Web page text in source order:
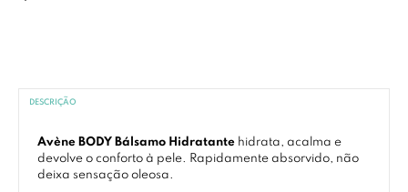
DESCRIÇÃO
Avène BODY Bálsamo Hidratante hidrata, acalma e
devolve o conforto à pele. Rapidamente absorvido, não
deixa sensação oleosa.